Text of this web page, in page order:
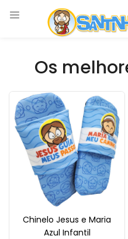
Os
Chinelo Jesus e Maria
Azul Infantil